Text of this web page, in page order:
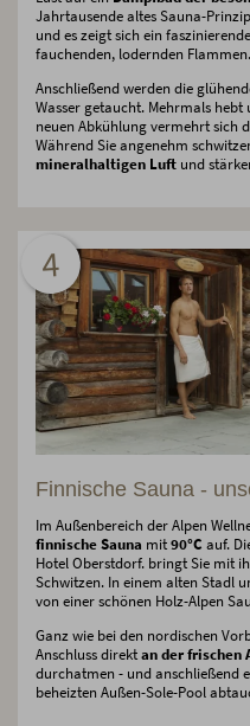
Jahrtausende altes Sauna-
und es zeigt sich ein
fauchenden, lodernden Flammen.
Anschließend werden die
Wasser getaucht. Mehrmals
neuen Abkühlung vermehrt sich
Während Sie angenehm
mineralhaltigen Luft und
4
Finnische Sauna -
Im Außenbereich der Alpen
finnische Sauna mit90°C auf.
Hotel Oberstdorf. bringt Sie mit
Schwitzen. In einem alten Stadl
von einer schönen Holz-Alpen
Ganz wie bei den nordischen
Anschluss direktan der frischen
durchatmen - und anschließend
beheizten Außen-Sole-Pool